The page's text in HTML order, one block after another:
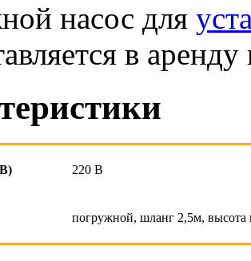
насос для
в
220 В
погружной, шланг 2,5м, высота